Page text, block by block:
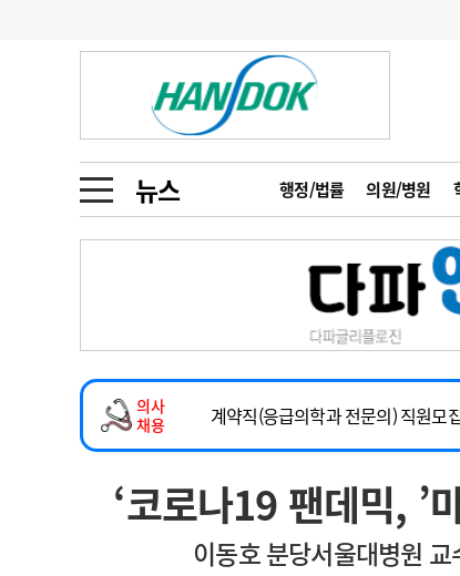
뉴스 행정/법률 의원/병원
금주의 검색어
1
의사인력 수
2
성분명 처방
3
AI의료
4
전공의 모집
인사
오피니언
인물 초대석 피플
동영상뉴스
포토뉴스
메디 Hospital 지역병원 중
인포메이션 행정처분 판례
고객센터 회사소개 법
의사
채용
2026년 하반기 인턴 모집
마취통증의학과 임기제 임상의사 채용
계약직(응급의학과 전문의) 직원모
하반기 전공의(레지던트1년차) 모집
2026년 하반기 인턴 모집
마취통증의학과 임기제 임상의사
‘코로나19 팬데믹, ’
이동호 분당서울대병원